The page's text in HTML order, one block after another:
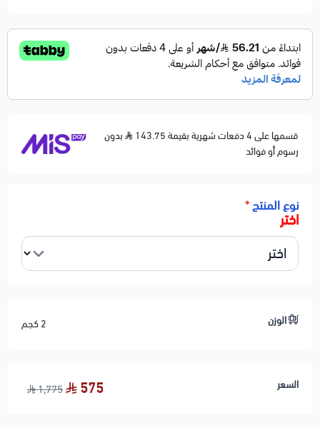
التأكد برقم الشاص.
⚙️ مواصفات المنتج
خامة ألمنيوم قوية مقاومة للصدأ
نفس قياس الأصلي مع نفس فتحات المواسير
الجودة: بديل مطابق للمواصفات الأصلية OEM
الحالة: جديد 100%
🛠️ ملاحظات المحمادي
✅ يفضل فحص غطاء الرديتر وخراطيم الماء قبل الاستبدال
🚚 شحن لجميع مناطق المملكة والخليج
قسمها على 4 دفعات شهرية بقيمة 143.75
بدون
رسوم أو فوائد
نوع المنتج*
اختر
الوزن 2 كجم
السعر 575
1,775